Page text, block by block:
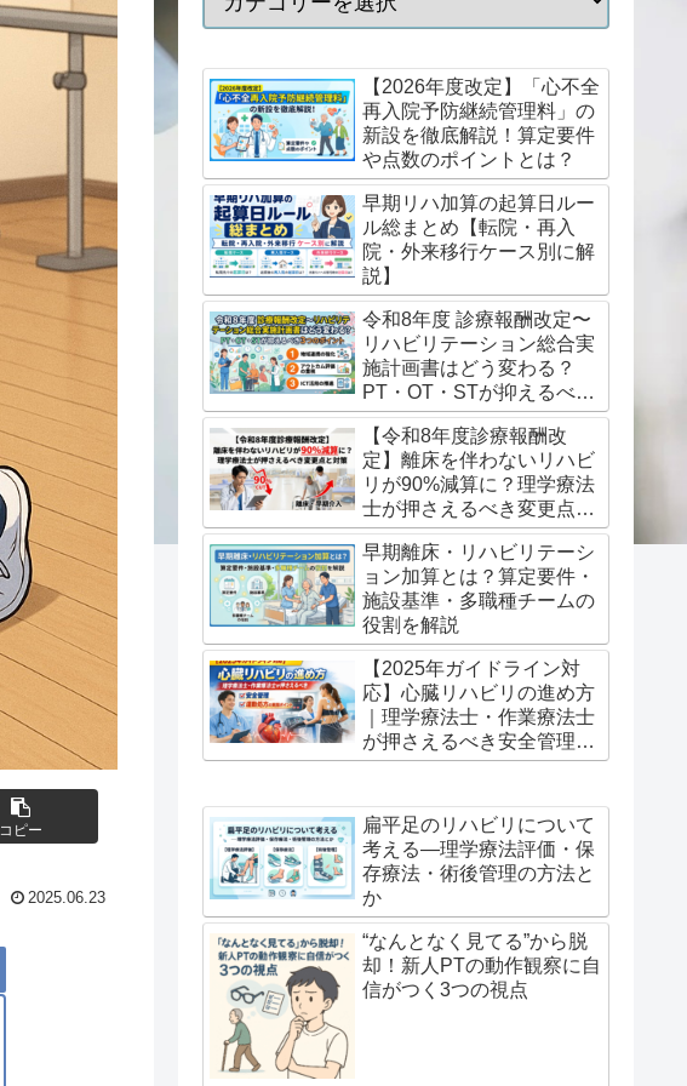
コピー
2025.06.23
【2026年度改定】「心不全
再入院予防継続管理料」の
新設を徹底解説！算定要件
や点数のポイントとは？
早期リハ加算の起算日ルー
ル総まとめ【転院・再入
院・外来移行ケース別に解
説】
令和8年度 診療報酬改定〜
リハビリテーション総合実
施計画書はどう変わる？
PT・OT・STが抑えるべき
3つのポイント
【令和8年度診療報酬改
定】離床を伴わないリハビ
リが90%減算に？理学療法
士が押さえるべき変更点と
対策
早期離床・リハビリテーシ
ョン加算とは？算定要件・
施設基準・多職種チームの
役割を解説
【2025年ガイドライン対
応】心臓リハビリの進め方
｜理学療法士・作業療法士
が押さえるべき安全管理と
運動処方の実践ポイント
扁平足のリハビリについて
考える―理学療法評価・保
存療法・術後管理の方法と
か
“なんとなく見てる”から脱
却！新人PTの動作観察に自
信がつく3つの視点